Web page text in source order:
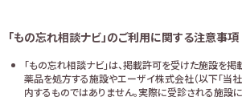
「もの忘れ相談ナビ」のご利用に関する注意事項
「もの忘れ相談ナビ」は、掲載許可を受けた施設を掲
薬品を処方する施設やエーザイ株式会社（以下「当
内するものではありません。実際に受診される施設